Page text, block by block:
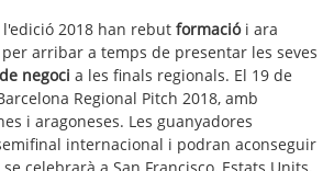
2018 han rebut formaciói ara
arribar a temps de presentar les seves
negoci a les finals regionals. El 19 de
Regional Pitch 2018, amb
i aragoneses. Les guanyadores
internacional i podran aconseguir